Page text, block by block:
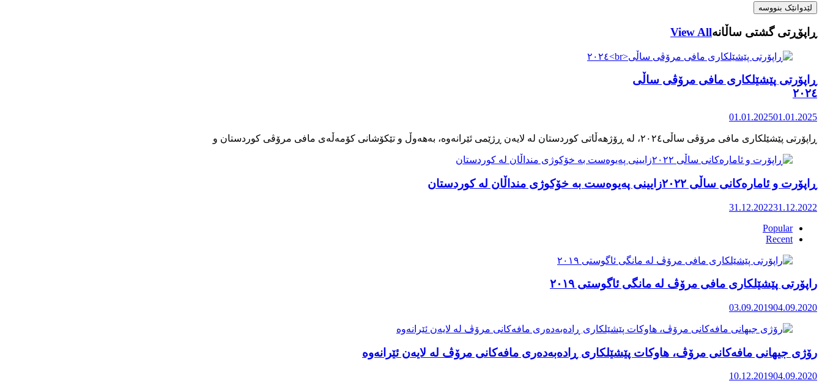
ڕاپۆڕتی گشتی ساڵانهView All
ڕاپۆرتی پێشێلکاری مافی مرۆڤی ساڵی
٢٠٢٤
01.01.202501.01.2025
ڕاپۆرت و ئامارەکانی ساڵی ٢٠٢٢زایینی پەیوەست بە خۆکوژی منداڵان لە کوردستان
31.12.202231.12.2022
Popular
Recent
راپۆرتی پێشێلكاری مافی مرۆڤ له‌ مانگی ئاگوستی ٢٠١٩
03.09.201904.09.2020
رۆژی جیهانی مافەکانی مرۆڤ، هاوکات پێشێلکاری ڕادەبەدەری مافەکانی مرۆڤ لە لایەن ئێرانەوە
10.12.201904.09.2020